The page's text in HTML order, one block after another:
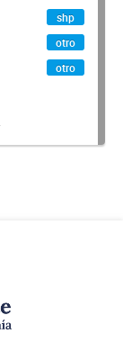
shp
otro
otro